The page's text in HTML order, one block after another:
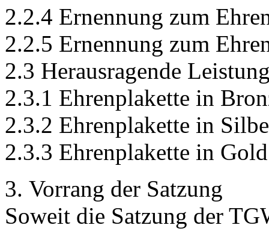
2.2.4 Ernennung zum
2.2.5 Ernennung zum
2.3 Herausragende
2.3.1 Ehrenplakette in
2.3.2 Ehrenplakette in
2.3.3 Ehrenplakette in Gold
3. Vorrang der Satzung
Soweit die Satzung der